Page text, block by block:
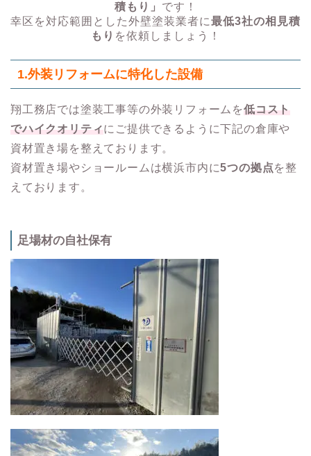
積もり」 です！
幸区を対応範囲とした外壁塗装業者に最低3社の相見積
もり を依頼しましょう！
1.外装リフォームに特化した設備
翔工務店では塗装工事等の外装リフォームを低コスト
でハイクオリティにご提供できるように下記の倉庫や
資材置き場を整えております。
資材置き場やショールームは横浜市内に5つの拠点を整
えております。
足場材の自社保有